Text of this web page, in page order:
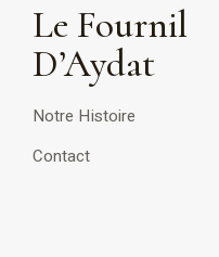
Le Fournil
D’Aydat
Notre Histoire
Contact